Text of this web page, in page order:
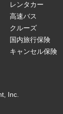
レンタカー
高速バス
クルーズ
国内旅行保険
キャンセル保険
Inc.